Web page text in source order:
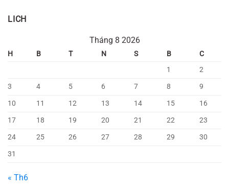
LICH
Tháng 8 2026
H B T N S B
C
1
2
3
4 5 6 7 8
9
10
11 12 13 14 15
16
17
18 19 20 21 22
23
24
25 26 27 28 29
30
31
« Th6